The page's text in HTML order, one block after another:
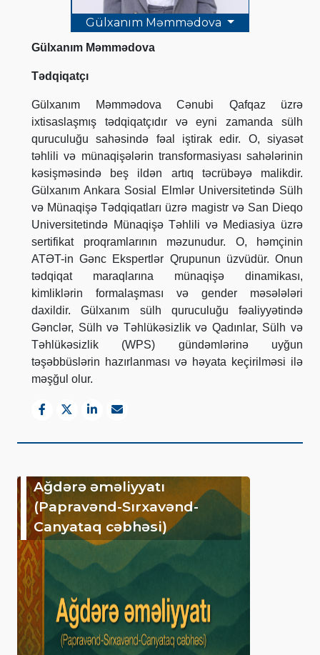
Gülxanım Məmmədova
Gülxanım Məmmədova
Tədqiqatçı
Gülxanım Məmmədova Cənubi Qafqaz üzrə
ixtisaslaşmış tədqiqatçıdır və eyni zamanda sülh
quruculuğu sahəsində fəal iştirak edir. O, siyasət
təhlili və münaqişələrin transformasiyası sahələrinin
kəsişməsində beş ildən artıq təcrübəyə malikdir.
Gülxanım Ankara Sosial Elmlər Universitetində Sülh
və Münaqişə Tədqiqatları üzrə magistr və San Dieqo
Universitetində Münaqişə Təhlili və Mediasiya üzrə
sertifikat proqramlarının məzunudur. O, həmçinin
ATƏT-in Gənc Ekspertlər Qrupunun üzvüdür. Onun
tədqiqat maraqlarına münaqişə dinamikası,
kimliklərin formalaşması və gender məsələləri
daxildir. Gülxanım sülh quruculuğu fəaliyyətində
Gənclər, Sülh və Təhlükəsizlik və Qadınlar, Sülh və
Təhlükəsizlik (WPS) gündəmlərinə uyğun
təşəbbüslərin hazırlanması və həyata keçirilməsi ilə
məşğul olur.
Ağdərə əməliyyatı
(Papravənd-Sırxavənd-
Canyataq cəbhəsi)